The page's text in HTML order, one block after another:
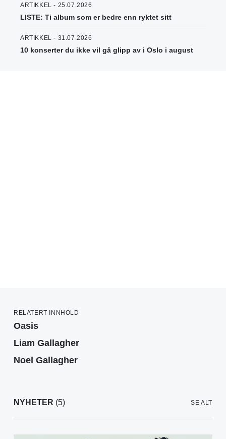
ARTIKKEL - 25.07.2026
LISTE: Ti album som er bedre enn ryktet sitt
ARTIKKEL - 31.07.2026
10 konserter du ikke vil gå glipp av i Oslo i august
RELATERT INNHOLD
Oasis
Liam Gallagher
Noel Gallagher
NYHETER (5) SE ALT